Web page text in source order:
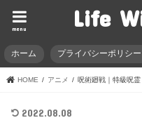
Life
menu
ホーム プライバシーポリシー
HOME アニメ 呪術廻戦｜特級呪
2022.08.08